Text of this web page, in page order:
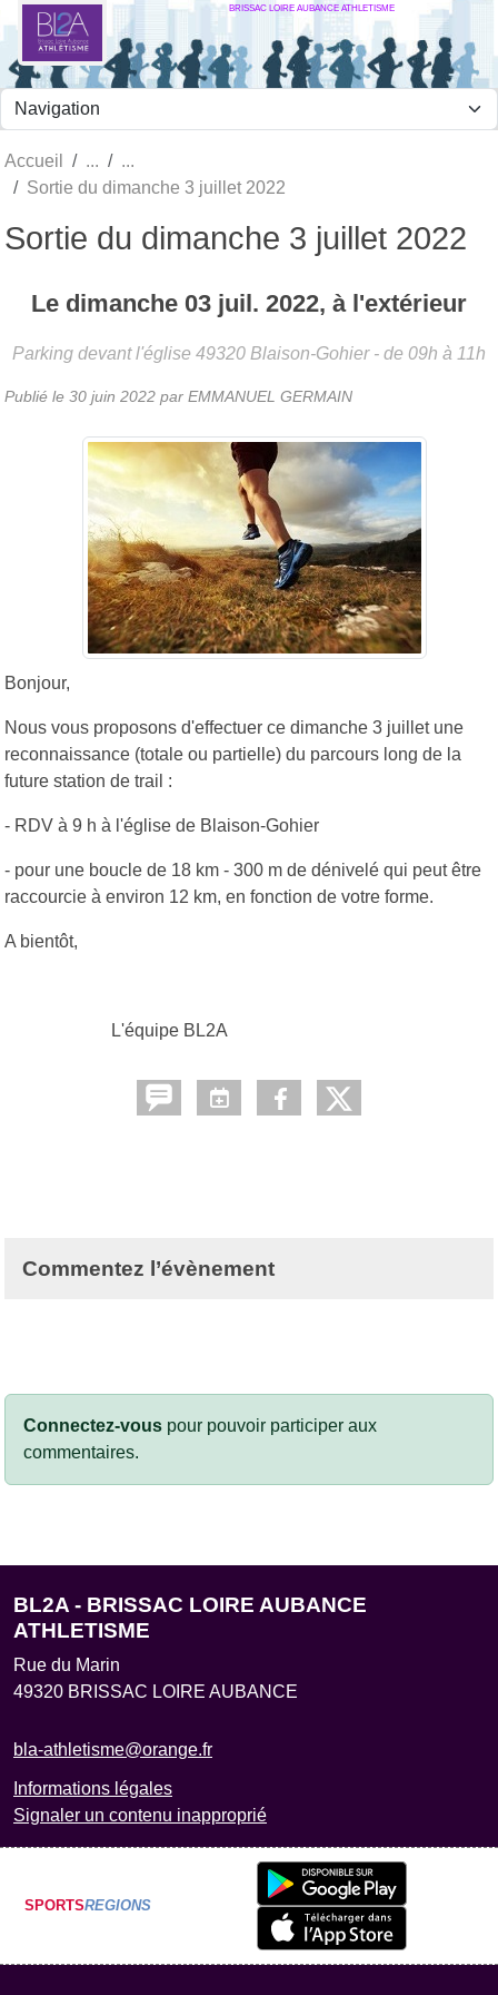
BRISSAC LOIRE AUBANCE ATHLETISME
Accueil
Sortie du dimanche 3 juillet 2022
Sortie du dimanche 3 juillet 2022
Le dimanche 03 juil. 2022, à l'extérieur
Parking devant l'église 49320 Blaison-Gohier - de 09h à 11h
Publié le 30 juin 2022 par EMMANUEL GERMAIN
Bonjour,
Nous vous proposons d'effectuer ce dimanche 3 juillet une
reconnaissance (totale ou partielle) du parcours long de la
future station de trail :
- RDV à 9 h à l'église de Blaison-Gohier
- pour une boucle de 18 km - 300 m de dénivelé qui peut être
raccourcie à environ 12 km, en fonction de votre forme.
A bientôt,
L'équipe BL2A
Commentez l’évènement
Connectez-vous pour pouvoir participer aux
commentaires.
BL2A - BRISSAC LOIRE AUBANCE
ATHLETISME
Rue du Marin
49320 BRISSAC LOIRE AUBANCE
bla-athletisme@orange.fr
Informations légales
Signaler un contenu inapproprié
SPORTSREGIONS
Panneau de gestion des cookies